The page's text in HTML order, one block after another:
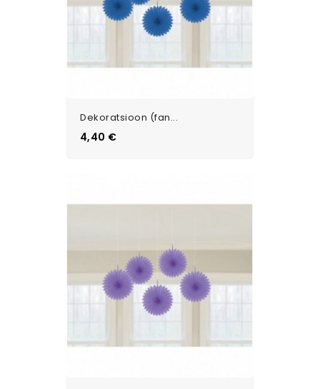
Dekoratsioon (fan...
Цена
4,40 €